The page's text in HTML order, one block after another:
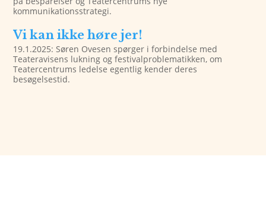
kommunikationsstrategi.
Vi kan ikke høre jer!
19.1.2025: Søren Ovesen spørger i forbindelse med
Teateravisens lukning og festivalproblematikken, om
Teatercentrums ledelse egentlig kender deres
besøgelsestid.